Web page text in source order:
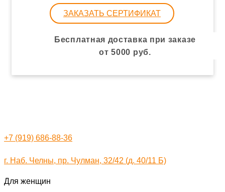
ЗАКАЗАТЬ СЕРТИФИКАТ
Бесплатная доставка при заказе
от 5000 руб.
+7 (919) 686-88-36
г. Наб. Челны, пр. Чулман, 32/42 (д. 40/11 Б)
Для женщин